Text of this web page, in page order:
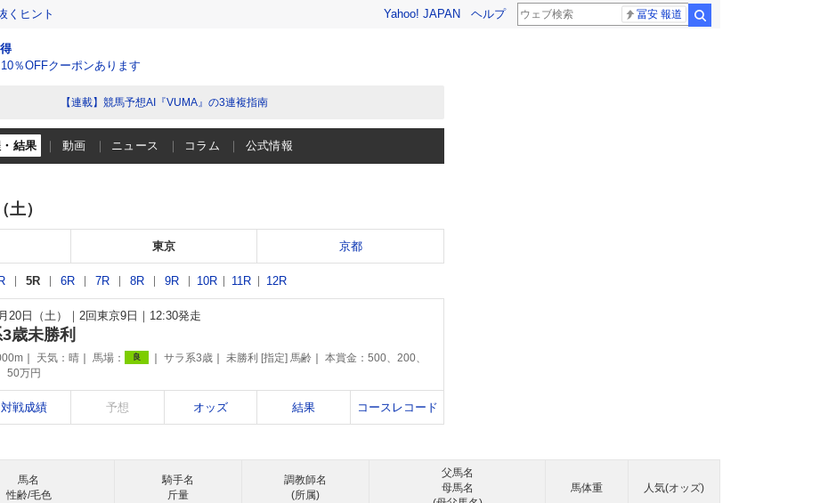
くヒント Yahoo! JAPAN ヘルプ 冨安 報道
10％OFFクーポンあります
【連載】競馬予想AI『VUMA』の3連複指南
結果 動画 ニュース コラム 公式情報
）
東京 京都
5R 6R 7R 8R 9R 10R 11R 12R
20日（土） 2回東京9日 12:30発走
歳未勝利
天気： 晴 馬場： 良 サラ系3歳 未勝利 [指定] 馬齢
本賞金：500、200、
50万円
対戦成績 予想 オッズ 結果 コースレコード
馬名
性齢/毛色
騎手名
斤量
調教師名
(所属)
父馬名
母馬名
馬体重 人気(オッズ)